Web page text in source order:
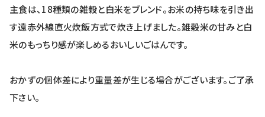
主食は、18種類の雑穀と白米をブレンド。お米の持ち味を引き出
す遠赤外線直火炊飯方式で炊き上げました。雑穀米の甘みと白
米のもっちり感が楽しめるおいしいごはんです。
おかずの個体差により重量差が生じる場合がございます。ご了承
下さい。